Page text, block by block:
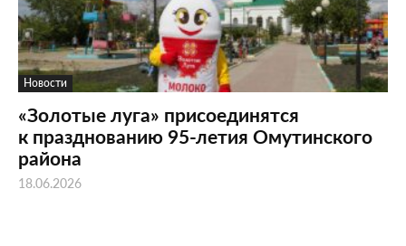
Новости
«Золотые луга» присоединятся
к празднованию 95-летия Омутинского
района
18.06.2026